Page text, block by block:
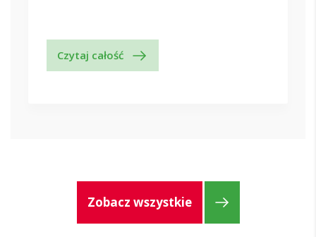
Czytaj całość
Zobacz wszystkie